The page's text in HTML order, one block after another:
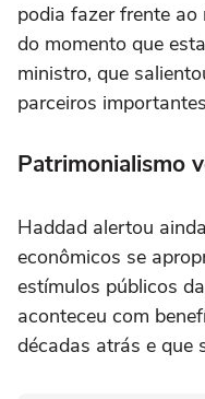
podia fazer frente ao
do momento que
ministro, que
parceiros
Patrimonialismo
Haddad alertou
econômicos se
estímulos públicos
aconteceu com
décadas atrás e que